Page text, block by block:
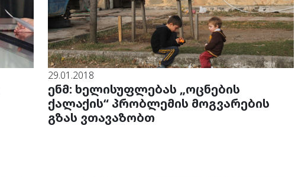
29.01.2018
ენმ: ხელისუფლებას „ოცნების
ქალაქის“ პრობლემის მოგვარების
გზას ვთავაზობთ